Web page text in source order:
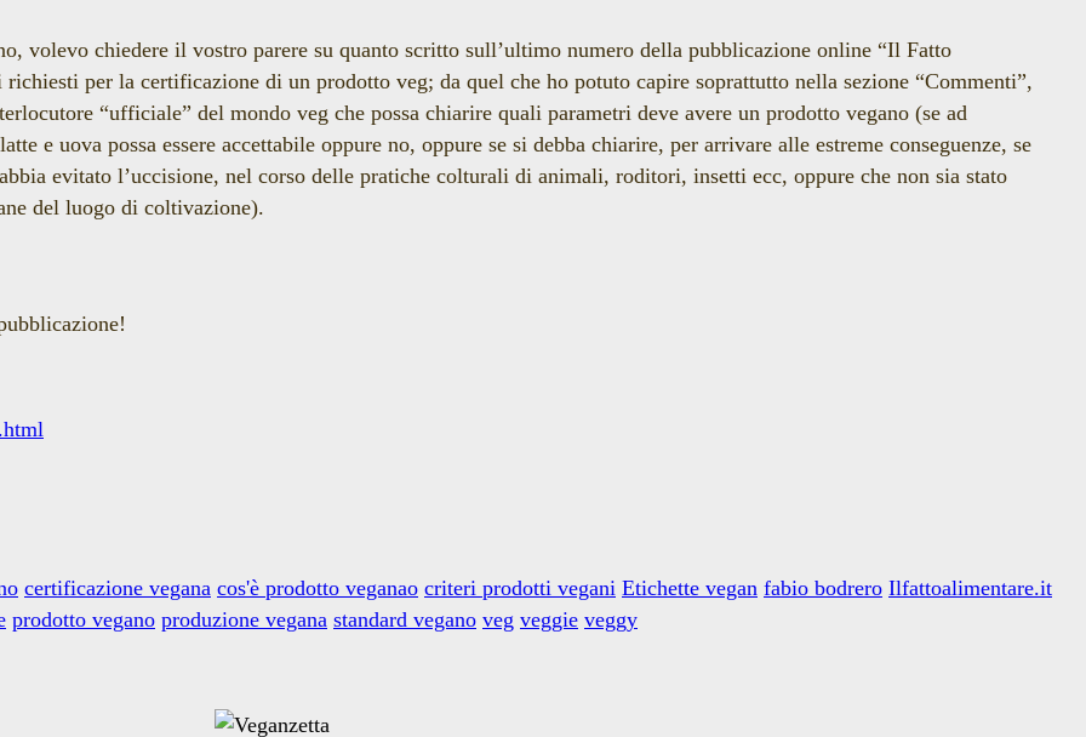
volevo chiedere il vostro parere su quanto scritto sull’ultimo numero della pubblicazione online “Il Fatto
per la certificazione di un prodotto veg; da quel che ho potuto capire soprattutto nella sezione “Commenti”,
“ufficiale” del mondo veg che possa chiarire quali parametri deve avere un prodotto vegano (se ad
e uova possa essere accettabile oppure no, oppure se si debba chiarire, per arrivare alle estreme conseguenze, se
evitato l’uccisione, nel corso delle pratiche colturali di animali, roditori, insetti ecc, oppure che non sia stato
del luogo di coltivazione).
certificazione vegana cos'è prodotto veganao criteri prodotti vegani Etichette vegan fabio bodrero Ilfattoalimentare.it
prodotto vegano produzione vegana standard vegano veg veggie veggy